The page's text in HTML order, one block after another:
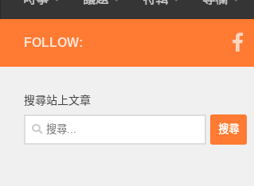
FOLLOW:
搜尋站上文章
搜
尋